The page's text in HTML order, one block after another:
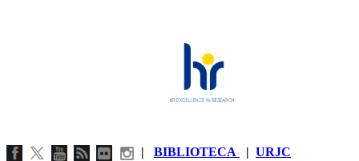
| BIBLIOTECA | URJC